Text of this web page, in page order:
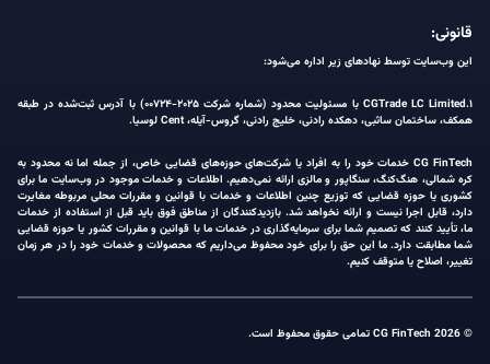
قانونی:
این وب‌سایت توسط نهادهای زیر اداره می‌شود:
۱.CGTrade LC Limited با مسئولیت محدود (شماره شرکت ۲۰۲۵-۰۰۷۲۴) با آدرس ثبت‌شده در طبقه
همکف، ساختمان ساثبی، دهکده رادنی، خلیج رادنی، گروس-آیله، Cent لوسیا.
CG FinTech خدمات خود را به افراد یا شرکت‌های حوزه‌های قضایی خاص، از جمله اما نه محدود به
کره شمالی، هنگ‌کنگ، سنگاپور و مالزی ارائه نمی‌دهیم. اطلاعات و خدمات موجود در وب‌سایت ما برای
کشوری یا حوزه قضایی که توزیع چنین اطلاعات و خدمات با قوانین و مقررات محلی مربوطه مغایرت
دارد، قابل اجرا نیست و ارائه نخواهد شد. بازدیدکنندگان از مناطق فوق باید قبل از استفاده از خدمات
ما، تأیید کنند که تصمیم شما برای سرمایه‌گذاری در خدمات ما با قوانین و مقررات کشور یا حوزه قضایی
شما مطابقت دارد. ما این حق را برای خود محفوظ می‌داریم که محصولات و خدمات خود را در هر زمان
تغییر، اصلاح یا متوقف کنیم.
© 2026 CG FinTech تمامی حقوق محفوظ است.